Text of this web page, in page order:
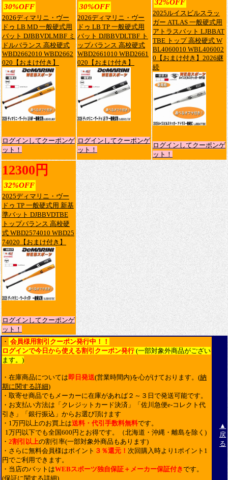
30%OFF
2026ディマリニ・ヴー
ドゥ LB MD 一般硬式用
バット DJBBVDLMBF ミ
ドルバランス 高校硬式
WBD2662010 WBD2662
020【おまけ付き】
ログインしてクーポンゲ
ット！
30%OFF
2026ディマリニ・ヴー
ドゥ LB TP 一般硬式用
バット DJBBVDLTBF ト
ップバランス 高校硬式
WBD2661010 WBD2661
020【おまけ付き】
ログインしてクーポンゲ
ット！
32%OFF
2025ルイスビルスラッ
ガー ATLAS 一般硬式用
アトラスバット LJBBAT
TBE トップ 高校硬式 W
BL4060010 WBL406002
0【おまけ付き】2026継
続
ログインしてクーポンゲ
ット！
12300円
32%OFF
2025ディマリニ・ヴー
ドゥ TP 一般硬式用 新基
準バット DJBBVDTBE
トップバランス 高校硬
式 WBD2574010 WBD25
74020【おまけ付き】
ログインしてクーポンゲ
ット！
・ 会員様用割引クーポン発行中！！
ログインで今日から使える割引クーポン発行(一部対象外商品がござい
ます。)
・在庫商品については即日発送(営業時間内)を心がけております。(納
期に関する詳細)
・取寄せ商品でもメーカーに在庫があれば２～３日で発送可能です。
・お支払い方法は「クレジットカード決済」「佐川急便e-コレクト代
引き」「銀行振込」からお選び頂けます
・1万円以上のお買上は送料・代引手数料無料です。
1万円以下でも全国600円とお得です。（北海道・沖縄・離島を除く)
・ 2割引以上の割引率(一部対象外商品もあります)
・さらに無料会員様はポイント ３％還元！ 次回購入時より1ポイント1
円でご利用できます。
・当店のバットはWEBスポーツ独自保証＋メーカー保証付きです。
(保証に関する詳細)
▲
戻
る